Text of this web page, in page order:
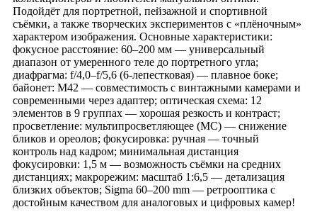
Подойдёт для портретной, пейзажной и спортивной
съёмки, а также творческих экспериментов с «плёночным»
характером изображения. Основные характеристики:
фокусное расстояние: 60–200 мм — универсальный
диапазон от умеренного теле до портретного угла;
диафрагма: f/4,0–f/5,6 (6‑лепестковая) — плавное боке;
байонет: M42 — совместимость с винтажными камерами и
современными через адаптер; оптическая схема: 12
элементов в 9 группах — хорошая резкость и контраст;
просветление: мультипросветляющее (MC) — снижение
бликов и ореолов; фокусировка: ручная — точный
контроль над кадром; минимальная дистанция
фокусировки: 1,5 м — возможность съёмки на средних
дистанциях; макрорежим: масштаб 1:6,5 — детализация
близких объектов; Sigma 60–200 mm — ретрооптика с
достойным качеством для аналоговых и цифровых камер!